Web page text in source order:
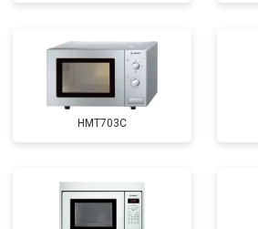
HMT703C